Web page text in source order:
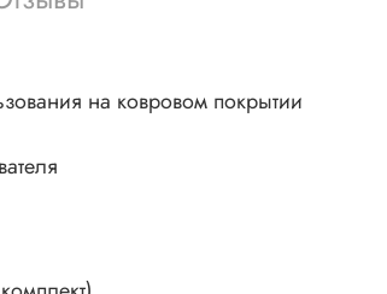
на ковровом покрытии